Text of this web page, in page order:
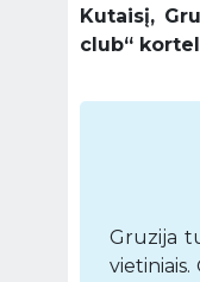
Kutaisį,
club“
Gruzija